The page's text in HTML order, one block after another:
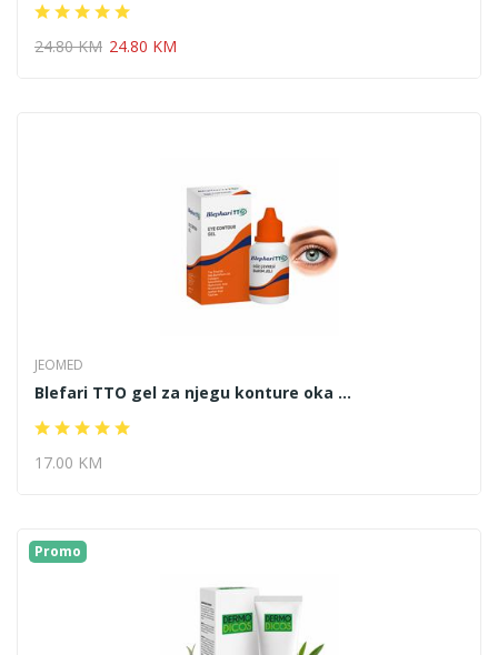
24.80 KM 24.80 KM
JEOMED
Blefari TTO gel za njegu konture oka ...
17.00 KM
Promo